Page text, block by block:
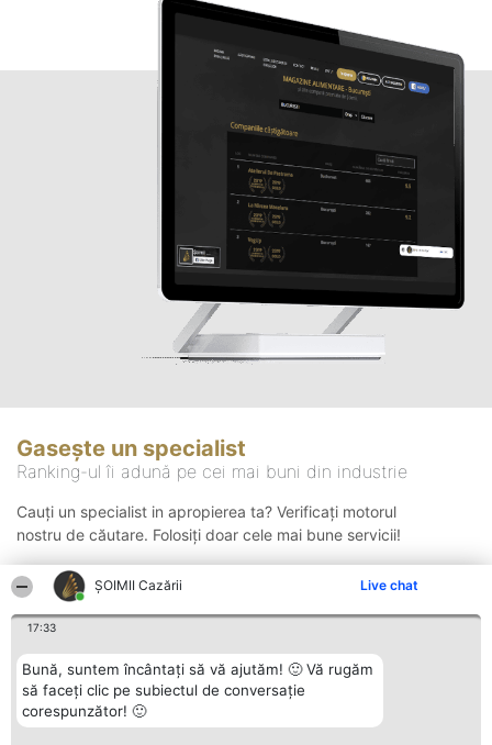
ȘOIMII Cazării Live chat
17:33
Bună, suntem încântați să vă ajutăm! 🙂 Vă rugăm
să faceți clic pe subiectul de conversație
corespunzător! 🙂
Gasește un specialist
Ranking-ul îi adună pe cei mai buni din industrie
Cauți un specialist in apropierea ta? Verificați motorul
nostru de căutare. Folosiți doar cele mai bune servicii!